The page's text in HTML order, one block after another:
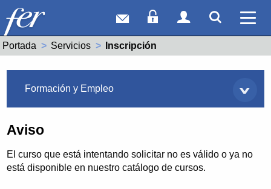
Correo webAcceso Socios
Acceso
Portada Servicios Actual:
Inscripción
Formación y Empleo
Aviso
El curso que está intentando solicitar no es válido o ya no
está disponible en nuestro catálogo de cursos.